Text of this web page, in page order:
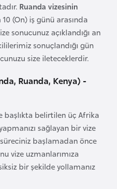
Ruanda vizesinin
(On) iş günü arasında
sonucunuz açıklandığı an
sonuçlandığı gün
size ileteceklerdir.
Ruanda, Kenya) -
başlıkta belirtilen üç Afrika
sağlayan bir vize
başlamadan önce
vize uzmanlarımıza
bir şekilde yollamanız